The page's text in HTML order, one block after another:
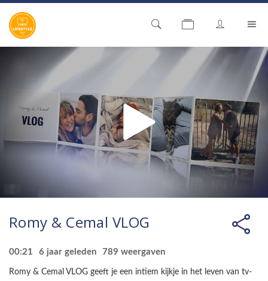
Romy & Cemal VLOG
00:21 6 jaar geleden 789 weergaven
Romy & Cemal VLOG geeft je een intiem kijkje in het leven van tv-